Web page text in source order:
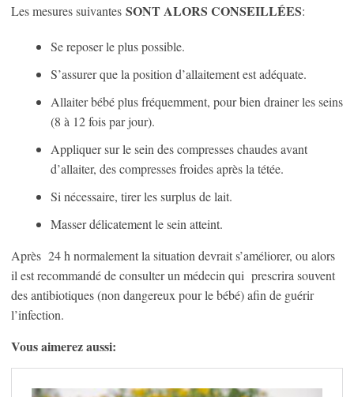
Les mesures suivantes SONT ALORS CONSEILLÉES:
Se reposer le plus possible.
S’assurer que la position d’allaitement est adéquate.
Allaiter bébé plus fréquemment, pour bien drainer les seins
(8 à 12 fois par jour).
Appliquer sur le sein des compresses chaudes avant
d’allaiter, des compresses froides après la tétée.
Si nécessaire, tirer les surplus de lait.
Masser délicatement le sein atteint.
Après 24 h normalement la situation devrait s’améliorer, ou alors
il est recommandé de consulter un médecin qui prescrira souvent
des antibiotiques (non dangereux pour le bébé) afin de guérir
l’infection.
Vous aimerez aussi: